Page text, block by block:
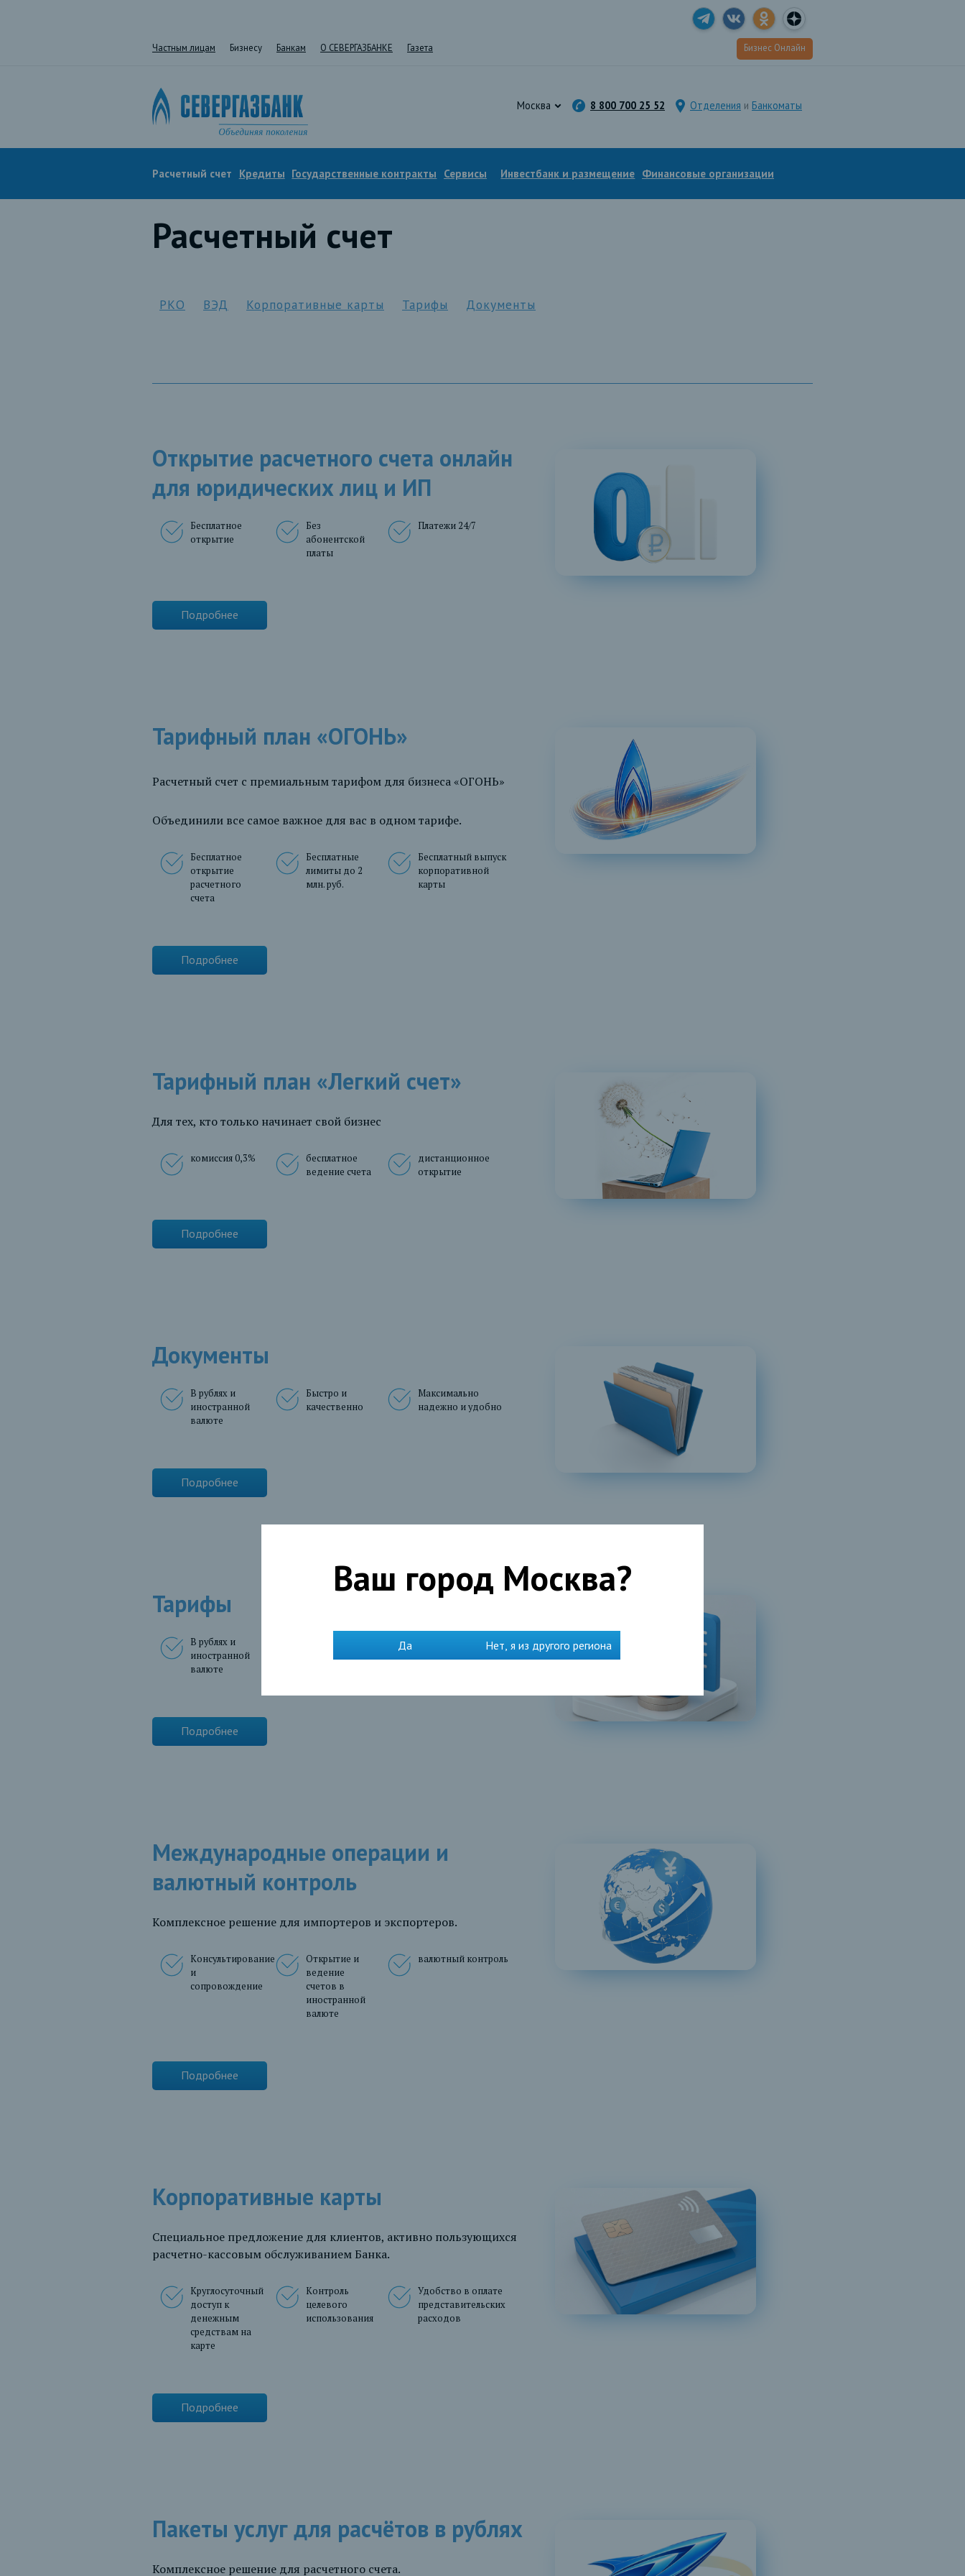
Частным лицам Бизнесу Банкам О СЕВЕРГАЗБАНКЕ Газета Бизнес Онлайн
Москва 8 800 700 25 52 Отделения и Банкоматы
Расчетный счет Кредиты Государственные контракты Сервисы Инвестбанк и размещение Финансовые организации
Расчетный счет
РКО ВЭД Корпоративные карты Тарифы Документы
Открытие расчетного счета онлайн
для юридических лиц и ИП
Бесплатное
открытие
Без
абонентской
платы
Платежи 24/7
Подробнее
Тарифный план «ОГОНЬ»
Расчетный счет с премиальным тарифом для бизнеса «ОГОНЬ»
Объединили все самое важное для вас в одном тарифе.
Бесплатное
открытие
расчетного
счета
Бесплатные
лимиты до 2
млн. руб.
Бесплатный выпуск
корпоративной
карты
Подробнее
Тарифный план «Легкий счет»
Для тех, кто только начинает свой бизнес
комиссия 0,3%
бесплатное
ведение счета
дистанционное
открытие
Подробнее
Документы
В рублях и
иностранной
валюте
Быстро и
качественно
Максимально
надежно и удобно
Подробнее
Тарифы
В рублях и
иностранной
валюте
Подробнее
Международные операции и
валютный контроль
Комплексное решение для импортеров и экспортеров.
Консультирование
и
сопровождение
Открытие и
ведение
счетов в
иностранной
валюте
валютный контроль
Подробнее
Корпоративные карты
Специальное предложение для клиентов, активно пользующихся
расчетно-кассовым обслуживанием Банка.
Круглосуточный
доступ к
денежным
средствам на
карте
Контроль
целевого
использования
Удобство в оплате
представительских
расходов
Подробнее
Пакеты услуг для расчётов в рублях
Комплексное решение для расчетного счета.
Ваш город Москва?
Да Нет, я из другого региона